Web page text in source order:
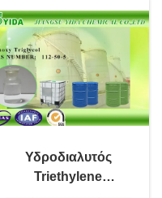
Υδροδιαλυτός
Triethylene